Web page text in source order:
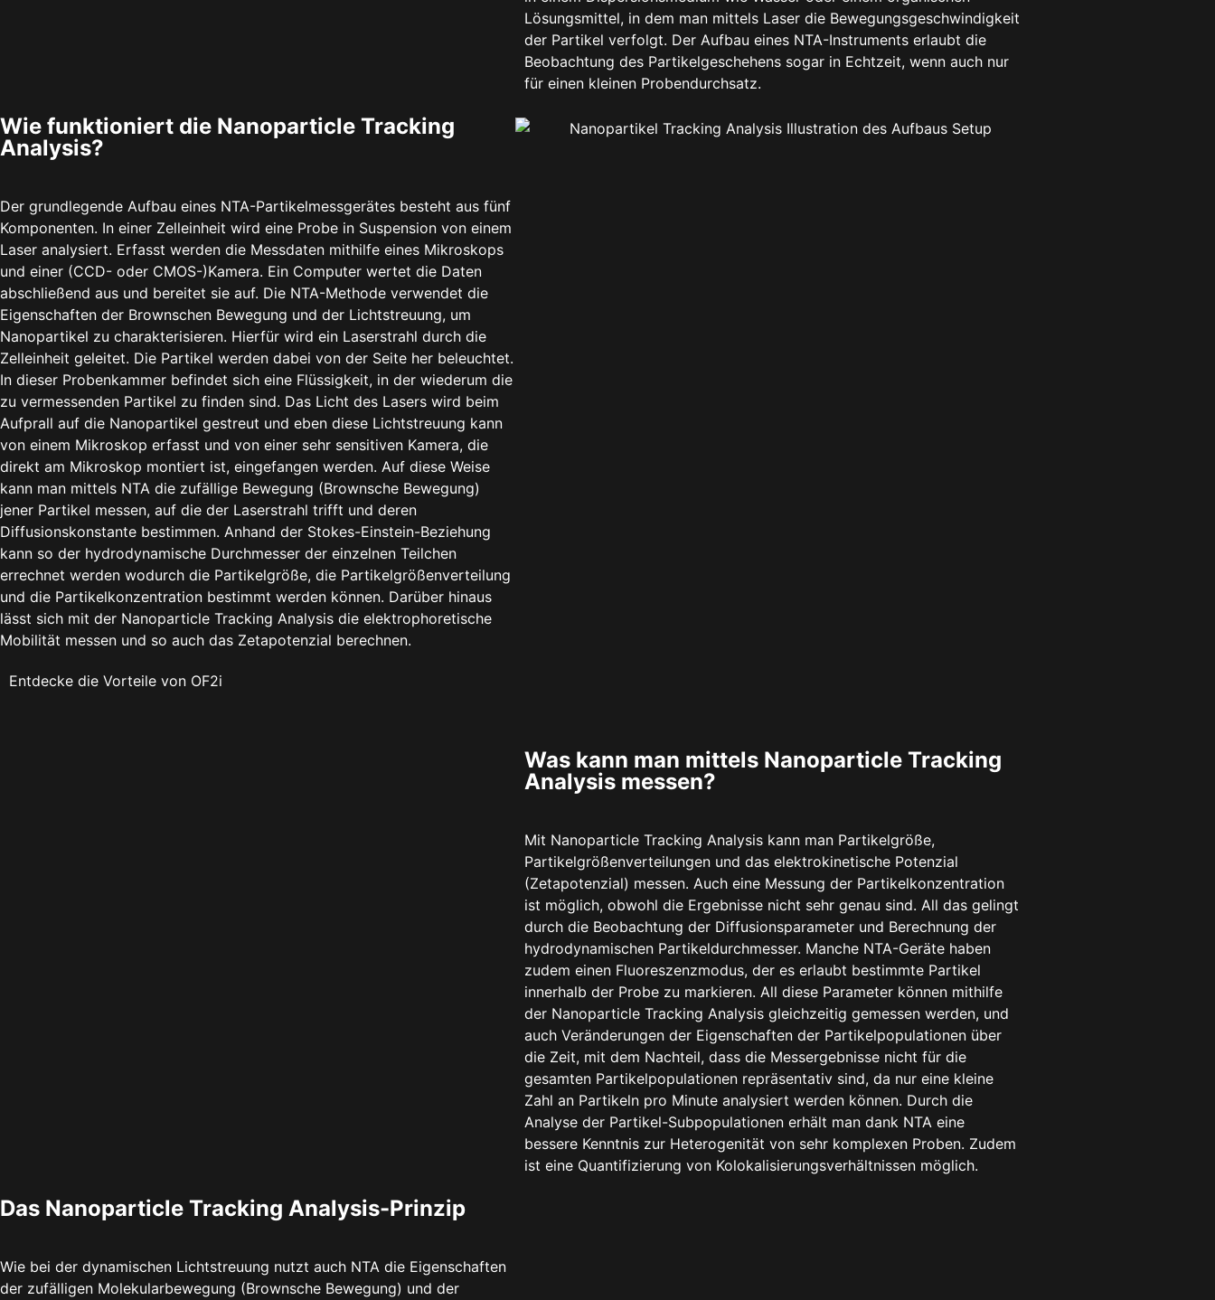
Lösungsmittel, in dem man mittels Laser die Bewegungsgeschwindigkeit
der Partikel verfolgt. Der Aufbau eines NTA-Instruments erlaubt die
Beobachtung des Partikelgeschehens sogar in Echtzeit, wenn auch nur
für einen kleinen Probendurchsatz.
Wie funktioniert die Nanoparticle Tracking
Analysis?
Der grundlegende Aufbau eines NTA-Partikelmessgerätes besteht aus fünf
Komponenten. In einer Zelleinheit wird eine Probe in Suspension von einem
Laser analysiert. Erfasst werden die Messdaten mithilfe eines Mikroskops
und einer (CCD- oder CMOS-)Kamera. Ein Computer wertet die Daten
abschließend aus und bereitet sie auf. Die NTA-Methode verwendet die
Eigenschaften der Brownschen Bewegung und der Lichtstreuung, um
Nanopartikel zu charakterisieren. Hierfür wird ein Laserstrahl durch die
Zelleinheit geleitet. Die Partikel werden dabei von der Seite her beleuchtet.
In dieser Probenkammer befindet sich eine Flüssigkeit, in der wiederum die
zu vermessenden Partikel zu finden sind. Das Licht des Lasers wird beim
Aufprall auf die Nanopartikel gestreut und eben diese Lichtstreuung kann
von einem Mikroskop erfasst und von einer sehr sensitiven Kamera, die
direkt am Mikroskop montiert ist, eingefangen werden. Auf diese Weise
kann man mittels NTA die zufällige Bewegung (Brownsche Bewegung)
jener Partikel messen, auf die der Laserstrahl trifft und deren
Diffusionskonstante bestimmen. Anhand der Stokes-Einstein-Beziehung
kann so der hydrodynamische Durchmesser der einzelnen Teilchen
errechnet werden wodurch die Partikelgröße, die Partikelgrößenverteilung
und die Partikelkonzentration bestimmt werden können. Darüber hinaus
lässt sich mit der Nanoparticle Tracking Analysis die elektrophoretische
Mobilität messen und so auch das Zetapotenzial berechnen.
Entdecke die Vorteile von OF2i
Was kann man mittels Nanoparticle Tracking
Analysis messen?
Mit Nanoparticle Tracking Analysis kann man Partikelgröße,
Partikelgrößenverteilungen und das elektrokinetische Potenzial
(Zetapotenzial) messen. Auch eine Messung der Partikelkonzentration
ist möglich, obwohl die Ergebnisse nicht sehr genau sind. All das gelingt
durch die Beobachtung der Diffusionsparameter und Berechnung der
hydrodynamischen Partikeldurchmesser. Manche NTA-Geräte haben
zudem einen Fluoreszenzmodus, der es erlaubt bestimmte Partikel
innerhalb der Probe zu markieren. All diese Parameter können mithilfe
der Nanoparticle Tracking Analysis gleichzeitig gemessen werden, und
auch Veränderungen der Eigenschaften der Partikelpopulationen über
die Zeit, mit dem Nachteil, dass die Messergebnisse nicht für die
gesamten Partikelpopulationen repräsentativ sind, da nur eine kleine
Zahl an Partikeln pro Minute analysiert werden können. Durch die
Analyse der Partikel-Subpopulationen erhält man dank NTA eine
bessere Kenntnis zur Heterogenität von sehr komplexen Proben. Zudem
ist eine Quantifizierung von Kolokalisierungsverhältnissen möglich.
Das Nanoparticle Tracking Analysis-Prinzip
Wie bei der dynamischen Lichtstreuung nutzt auch NTA die Eigenschaften
der zufälligen Molekularbewegung (Brownsche Bewegung) und der